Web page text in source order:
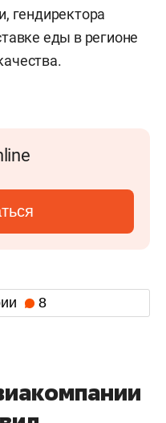
гендиректора
еды в регионе
8